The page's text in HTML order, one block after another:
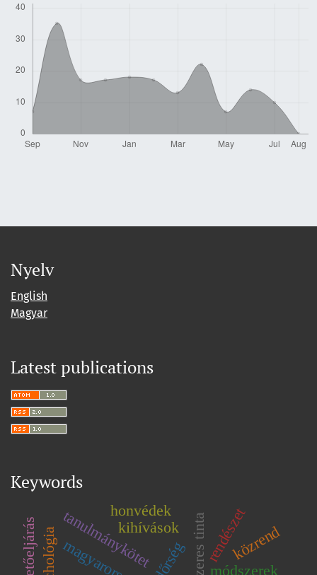
Nyelv
English
Magyar
Latest publications
Keywords
módszerek
tanulmánykötet rendészet
kihívások
honvédek
közrend